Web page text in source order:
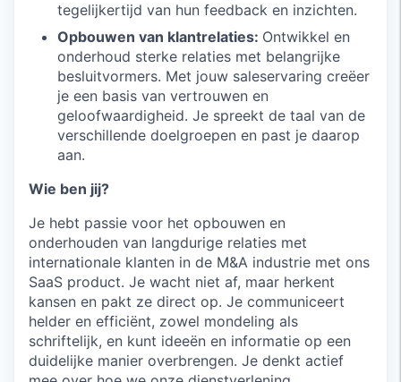
tegelijkertijd van hun feedback en inzichten.
Opbouwen van klantrelaties: Ontwikkel en
onderhoud sterke relaties met belangrijke
besluitvormers. Met jouw saleservaring creëer
je een basis van vertrouwen en
geloofwaardigheid. Je spreekt de taal van de
verschillende doelgroepen en past je daarop
aan.
Wie ben jij?
Je hebt passie voor het opbouwen en
onderhouden van langdurige relaties met
internationale klanten in de M&A industrie met ons
SaaS product. Je wacht niet af, maar herkent
kansen en pakt ze direct op. Je communiceert
helder en efficiënt, zowel mondeling als
schriftelijk, en kunt ideeën en informatie op een
duidelijke manier overbrengen. Je denkt actief